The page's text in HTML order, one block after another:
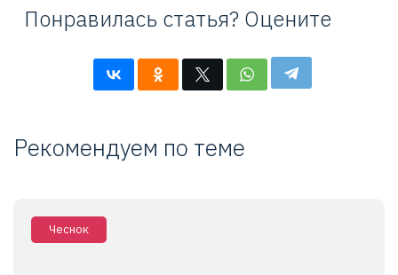
Понравилась статья? Оцените
Рекомендуем по теме
Чеснок